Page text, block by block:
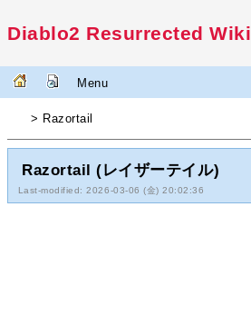
Diablo2 Resurrected Wiki
Menu
> Razortail
Razortail (レイザーテイル)
Last-modified: 2026-03-06 (金) 20:02:36